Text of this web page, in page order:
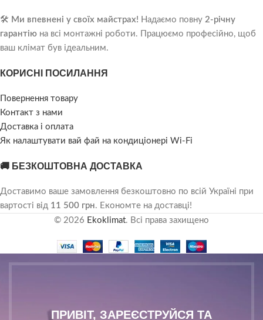
🛠️ Ми впевнені у своїх майстрах! Надаємо повну 2-річну
гарантію на всі монтажні роботи. Працюємо професійно, щоб
ваш клімат був ідеальним.
КОРИСНІ ПОСИЛАННЯ
Повернення товару
Контакт з нами
Доставка і оплата
Як налаштувати вай фай на кондиціонері Wi-Fi
🚚 БЕЗКОШТОВНА ДОСТАВКА
Доставимо ваше замовлення безкоштовно по всій Україні при
вартості від 11 500 грн. Економте на доставці!
© 2026 Ekoklimat. Всі права захищено
ПРИВІТ, ЗАРЕЄСТРУЙСЯ ТА